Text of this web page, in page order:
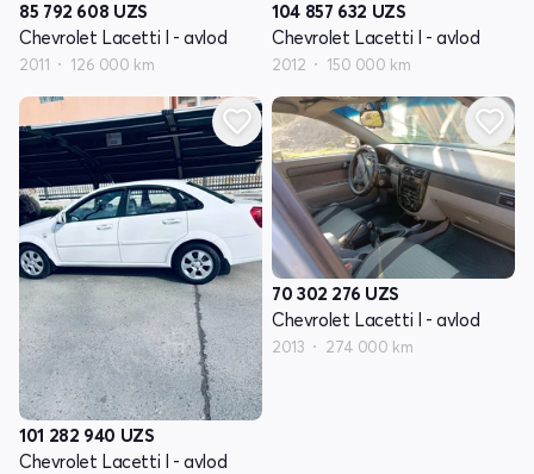
85 792 608 UZS
Chevrolet Lacetti I - avlod
2011 126 000 km
104 857 632 UZS
Chevrolet Lacetti I - avlod
2012 150 000 km
101 282 940 UZS
Chevrolet Lacetti I - avlod
70 302 276 UZS
Chevrolet Lacetti I - avlod
2013 274 000 km